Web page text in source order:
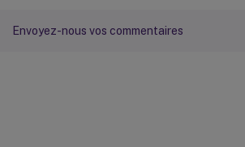
Envoyez-nous vos commentaires